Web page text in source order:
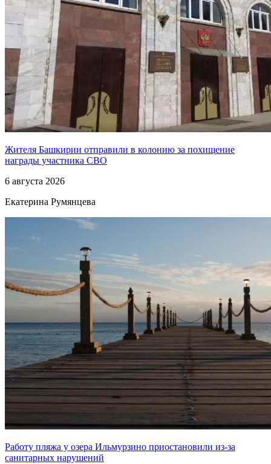
Жителя Башкирии отправили в колонию за похищение
награды участника СВО
6 августа 2026
Екатерина Румянцева
Работу пляжа у озера Ильмурзино приостановили из-за
санитарных нарушений